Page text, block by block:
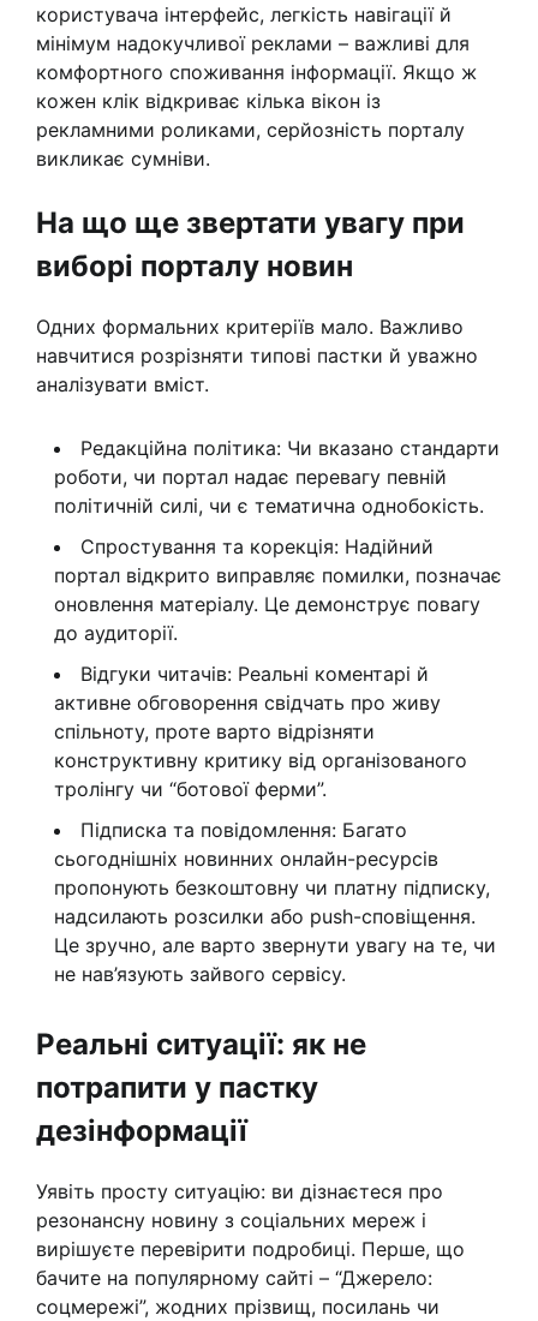
користувача інтерфейс, легкість навігації й
мінімум надокучливої реклами – важливі для
комфортного споживання інформації. Якщо ж
кожен клік відкриває кілька вікон із
рекламними роликами, серйозність порталу
викликає сумніви.
На що ще звертати увагу при
виборі порталу новин
Одних формальних критеріїв мало. Важливо
навчитися розрізняти типові пастки й уважно
аналізувати вміст.
Редакційна політика: Чи вказано стандарти
роботи, чи портал надає перевагу певній
політичній силі, чи є тематична однобокість.
Спростування та корекція: Надійний
портал відкрито виправляє помилки, позначає
оновлення матеріалу. Це демонструє повагу
до аудиторії.
Відгуки читачів: Реальні коментарі й
активне обговорення свідчать про живу
спільноту, проте варто відрізняти
конструктивну критику від організованого
тролінгу чи “ботової ферми”.
Підписка та повідомлення: Багато
сьогоднішніх новинних онлайн-ресурсів
пропонують безкоштовну чи платну підписку,
надсилають розсилки або push-сповіщення.
Це зручно, але варто звернути увагу на те, чи
не нав’язують зайвого сервісу.
Реальні ситуації: як не
потрапити у пастку
дезінформації
Уявіть просту ситуацію: ви дізнаєтеся про
резонансну новину з соціальних мереж і
вирішуєте перевірити подробиці. Перше, що
бачите на популярному сайті – “Джерело:
соцмережі”, жодних прізвищ, посилань чи